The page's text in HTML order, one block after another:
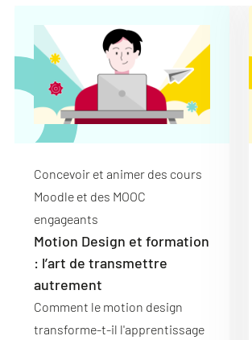
Concevoir et animer des cours
Moodle et des MOOC
engageants
Motion Design et formation
: l’art de transmettre
autrement
Comment le motion design
transforme-t-il l'apprentissage